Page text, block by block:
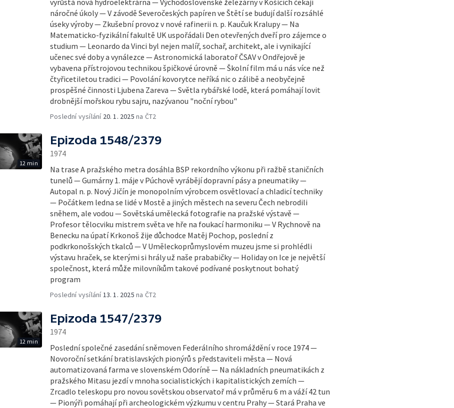
vyrůstá nová hydroelektrárna — Východoslovenské železárny v Košicích čekají
náročné úkoly — V závodě Severočeských papíren ve Štětí se budují další rozsáhlé
úseky výroby — Zkušební provoz v nové rafinerii n. p. Kaučuk Kralupy — Na
Matematicko-fyzikální fakultě UK uspořádali Den otevřených dveří pro zájemce o
studium — Leonardo da Vinci byl nejen malíř, sochař, architekt, ale i vynikající
učenec své doby a vynálezce — Astronomická laboratoř ČSAV v Ondřejově je
vybavena přístrojovou technikou špičkové úrovně — Školní film má u nás více než
čtyřicetiletou tradici — Povolání kovorytce neříká nic o zálibě a neobyčejně
prospěšné činnosti Ljubena Zareva — Světla rybářské lodě, která pomáhají lovit
drobnější mořskou rybu sajru, nazývanou "noční rybou"
Poslední vysílání 20. 1. 2025 na ČT2
12 min
Epizoda 1548/2379
1974
Na trase A pražského metra dosáhla BSP rekordního výkonu při ražbě staničních
tunelů — Gumárny 1. máje v Púchově vyrábějí dopravní pásy a pneumatiky —
Autopal n. p. Nový Jičín je monopolním výrobcem osvětlovací a chladicí techniky
— Počátkem ledna se lidé v Mostě a jiných městech na severu Čech nebrodili
sněhem, ale vodou — Sovětská umělecká fotografie na pražské výstavě —
Profesor tělocviku mistrem světa ve hře na foukací harmoniku — V Rychnově na
Benecku na úpatí Krkonoš žije důchodce Matěj Pochop, poslední z
podkrkonošských tkalců — V Uměleckoprůmyslovém muzeu jsme si prohlédli
výstavu hraček, se kterými si hrály už naše prababičky — Holiday on Ice je největší
společnost, která může milovníkům takové podívané poskytnout bohatý
program
Poslední vysílání13. 1. 2025 na ČT2
12 min
Epizoda 1547/2379
1974
Poslední společné zasedání sněmoven Federálního shromáždění v roce 1974 —
Novoroční setkání bratislavských pionýrů s představiteli města — Nová
automatizovaná farma ve slovenském Odoríně — Na nákladních pneumatikách z
pražského Mitasu jezdí v mnoha socialistických i kapitalistických zemích —
Zrcadlo teleskopu pro novou sovětskou observatoř má v průměru 6 m a váží 42 tun
— Pionýři pomáhají při archeologickém výzkumu v centru Prahy — Stará Praha ve